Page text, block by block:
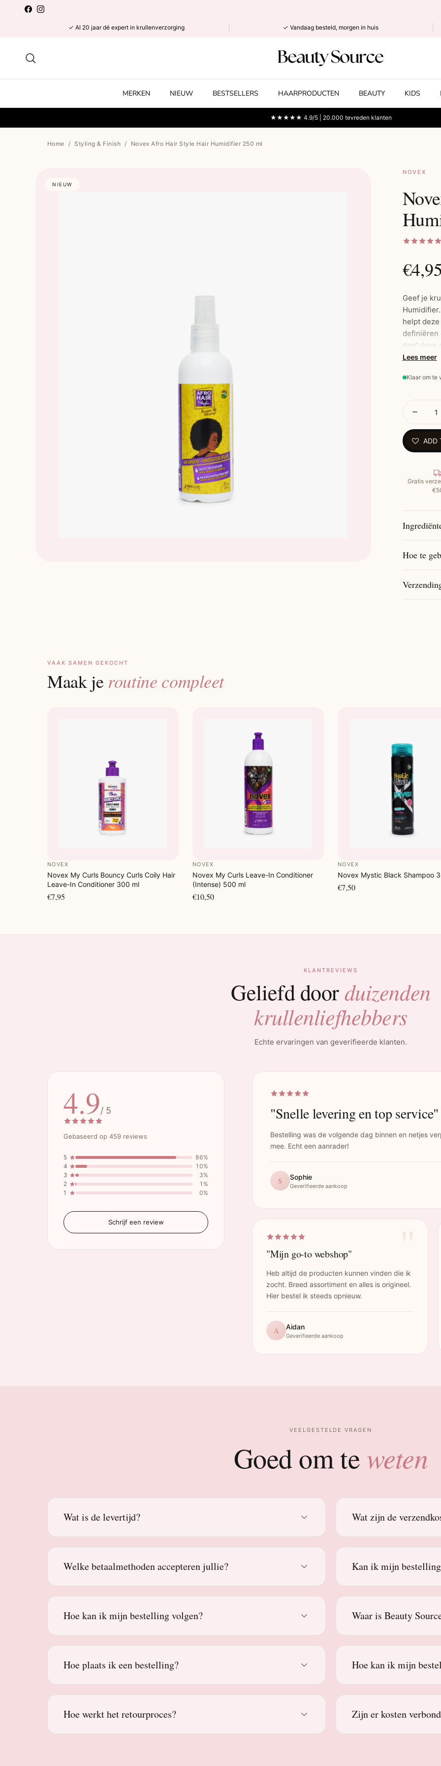
Ga naar inhoud
FacebookInstagram
✓ Al 20 jaar dé expert in krullenverzorging ✓ Vandaag besteld, morgen in huis
MERKEN NIEUW BESTSELLERS HAARPRODUCTEN BEAUTY KIDS
★★★★★ 4.9/5 | 20.000 tevreden klanten
Home / Styling & Finish / Novex Afro Hair Style Hair Humidifier 250 ml
NIEUW
NOVEX
€4,95
Geef je
helpt
definiëren
dag"-haar
Voor
Op
Lees meer
Klaar om te
ADD
Gratis
Hoe te
VAAK SAMEN GEKOCHT
Maak je routine compleet
NOVEX
Novex My Curls Bouncy Curls Coily Hair
Leave-In Conditioner 300 ml
€7,95
NOVEX
Novex My Curls Leave-In Conditioner
(Intense) 500 ml
€10,50
NOVEX
Novex Mystic Black Shampoo
€7,50
KLANTREVIEWS
Geliefd doorduizenden
krullenliefhebbers
Echte ervaringen van geverifieerde klanten.
4.9/ 5
Gebaseerd op 459 reviews
5
86%
4
10%
3
3%
2
1%
1
0%
Schrijf een review
"Snelle levering en top service"
Bestelling was de volgende dag binnen en netjes
mee. Echt een aanrader!
S Sophie
Geverifieerde aankoop
"Mijn go-to webshop"
Heb altijd de producten kunnen vinden die ik
zocht. Breed assortiment en alles is origineel.
Hier bestel ik steeds opnieuw.
A Aidan
Geverifieerde aankoop
VEELGESTELDE VRAGEN
Goed om te weten
Wat is de levertijd? Wat zijn de
Welke betaalmethoden accepteren jullie? Kan ik mijn
Hoe kan ik mijn bestelling volgen? Waar is Beauty
Hoe plaats ik een bestelling? Hoe kan ik mijn
Hoe werkt het retourproces? Zijn er kosten